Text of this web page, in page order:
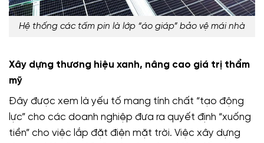
Hệ thống các tấm pin là lớp “áo giáp” bảo vệ mái nhà
Xây dựng thương hiệu xanh, nâng cao giá trị thẩm
mỹ
Đây được xem là yếu tố mang tính chất “tạo động
lực” cho các doanh nghiệp đưa ra quyết định “xuống
tiền” cho việc lắp đặt điện mặt trời. Việc xây dựng